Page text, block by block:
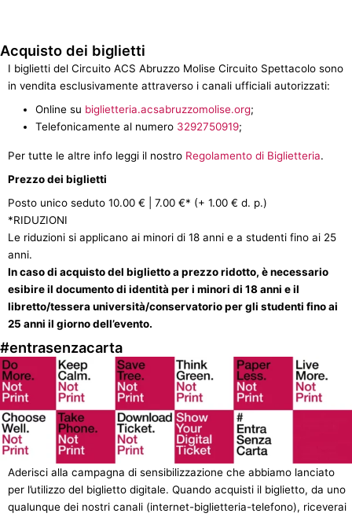
Acquisto dei biglietti
I biglietti del Circuito ACS Abruzzo Molise Circuito Spettacolo sono
in vendita esclusivamente attraverso i canali ufficiali autorizzati:
Online su biglietteria.acsabruzzomolise.org;
Telefonicamente al numero 3292750919;
Per tutte le altre info leggi il nostro Regolamento di Biglietteria.
Prezzo dei biglietti
Posto unico seduto 10.00 € | 7.00 €* (+ 1.00 € d. p.)
*RIDUZIONI
Le riduzioni si applicano ai minori di 18 anni e a studenti fino ai 25
anni.
In caso di acquisto del biglietto a prezzo ridotto, è necessario
esibire il documento di identità per i minori di 18 anni e il
libretto/tessera università/conservatorio per gli studenti fino ai
25 anni il giorno dell’evento.
#entrasenzacarta
Aderisci alla campagna di sensibilizzazione che abbiamo lanciato
per l’utilizzo del biglietto digitale. Quando acquisti il biglietto, da uno
qualunque dei nostri canali (internet-biglietteria-telefono), riceverai